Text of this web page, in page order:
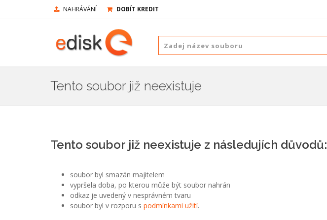
NAHRÁVÁNÍ DOBÍT KREDIT
Tento soubor již neexistuje
Tento soubor již neexistuje z následujích důvodů:
soubor byl smazán majitelem
vypršela doba, po kterou může být soubor nahrán
odkaz je uvedený v nesprávném tvaru
soubor byl v rozporu s podmínkami užití.